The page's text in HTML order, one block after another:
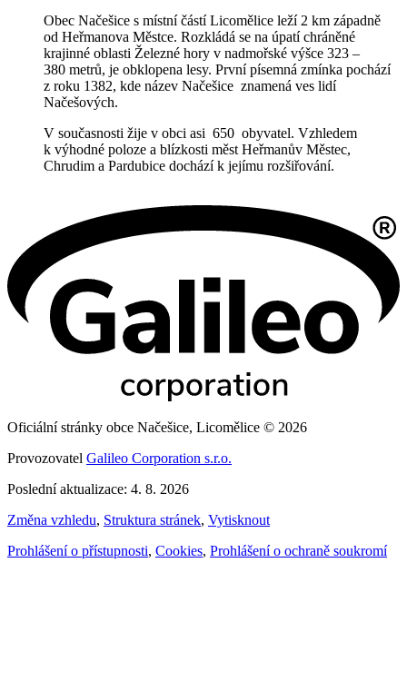
Obec Načešice s místní částí Licomělice leží 2 km západně
od Heřmanova Městce. Rozkládá se na úpatí chráněné
krajinné oblasti Železné hory v nadmořské výšce 323 –
380 metrů, je obklopena lesy. První písemná zmínka pochází
z roku 1382, kde název Načešice znamená ves lidí
Načešových.
V současnosti žije v obci asi 650 obyvatel. Vzhledem
k výhodné poloze a blízkosti měst Heřmanův Městec,
Chrudim a Pardubice dochází k jejímu rozšiřování.
Oficiální stránky obce Načešice, Licomělice © 2026
Provozovatel Galileo Corporation s.r.o.
Poslední aktualizace: 4. 8. 2026
Změna vzhledu, Struktura stránek, Vytisknout
Prohlášení o přístupnosti, Cookies, Prohlášení o ochraně soukromí